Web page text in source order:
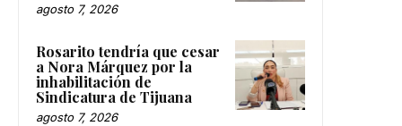
agosto 7, 2026
Rosarito tendría que cesar
a Nora Márquez por la
inhabilitación de
Sindicatura de Tijuana
agosto 7, 2026